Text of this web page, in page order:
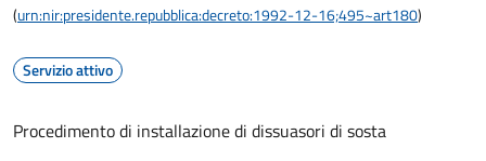
(urn:nir:presidente.repubblica:decreto:1992-12-16;495~art180)
Servizio attivo
Procedimento di installazione di dissuasori di sosta